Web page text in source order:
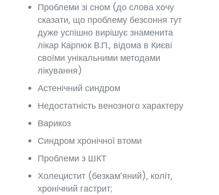
Проблеми зі сном (до слова хочу
сказати, що проблему безсоння тут
дуже успішно вирішує знаменита
лікар Карпюк В.П., відома в Києві
своїми унікальними методами
лікування)
Астенічний синдром
Недостатність венозного характеру
Варикоз
Синдром хронічної втоми
Проблеми з ШКТ
Холецистит (безкам’яний), коліт,
хронічний гастрит;